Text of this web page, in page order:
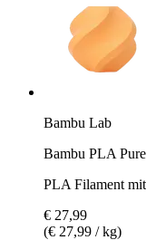
Bambu Lab
Bambu PLA
PLA Filament
€ 27,99
(€ 27,99 / kg)